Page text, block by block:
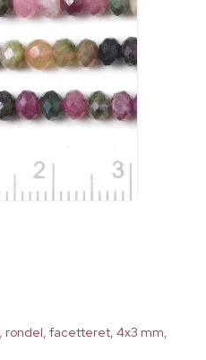
rondel, facetteret, 4x3 mm,